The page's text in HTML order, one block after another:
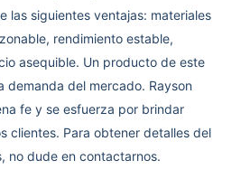
las siguientes ventajas: materiales
rendimiento estable,
asequible. Un producto de este
demanda del mercado. Rayson
fe y se esfuerza por brindar
clientes. Para obtener detalles del
no dude en contactarnos.